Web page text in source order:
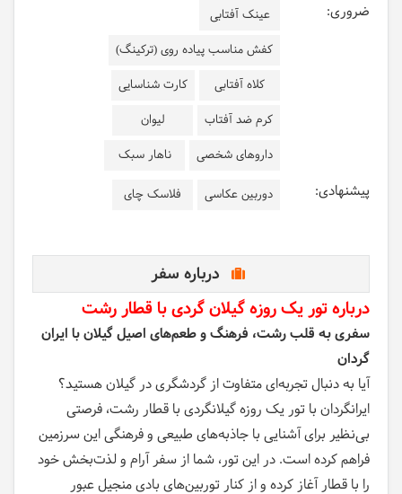
ضروری:
عینک آفتابی
کفش مناسب پیاده روی (ترکینگ)
کلاه آفتابی
کارت شناسایی
کرم ضد آفتاب
لیوان
داروهای شخصی
ناهار سبک
پیشنهادی: دوربین عکاسی فلاسک چای
درباره سفر
درباره تور یک روزه گیلان گردی با قطار رشت
سفری به قلب رشت، فرهنگ و طعم‌های اصیل گیلان با ایران
گردان
آیا به دنبال تجربه‌ای متفاوت از گردشگری در گیلان هستید؟
ایرانگردان با تور یک روزه گیلانگردی با قطار رشت، فرصتی
بی‌نظیر برای آشنایی با جاذبه‌های طبیعی و فرهنگی این سرزمین
فراهم کرده است. در این تور، شما از سفر آرام و لذت‌بخش خود
را با قطار آغاز کرده و از کنار توربین‌های بادی منجیل عبور